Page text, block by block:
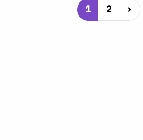
1 2 ›